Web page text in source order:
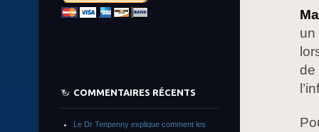
un
de
COMMENTAIRES RÉCENTS
Le Dr Tenpenny explique comment les